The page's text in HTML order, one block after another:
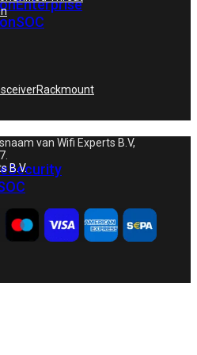
Enterprise
SOC
Security
Rackmount
van Wifi Experts B.V,
B.V.